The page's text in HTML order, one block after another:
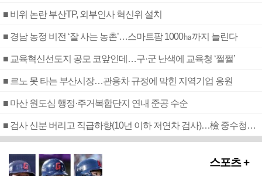
■ 비위 논란 부산TP, 외부인사 혁신위 설치
■ 경남 농정 비전 ‘잘 사는 농촌’…스마트팜 1000㏊까지 늘린다
■ 교육혁신선도지 공모 코앞인데…구·군 난색에 교육청 ‘쩔쩔’
■ 르노 못 타는 부산시장…관용차 규정에 막힌 지역기업 응원
■ 마산 원도심 행정·주거복합단지 연내 준공 수순
■ 검사 신분 버리고 직급하향(10년 이하 저연차 검사)…檢 중수청행 기피
스포츠 +